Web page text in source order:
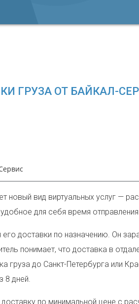
ГРУЗА ОТ БАЙКАЛ-
новый вид виртуальных услуг —
для себя время
доставки по назначению. Он
понимает, что доставка в
груза до Санкт-Петербурга или
8 дней.
по минимальной цене с